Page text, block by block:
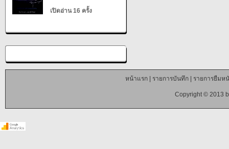
เปิดอ่าน 16 ครั้ง
หน้าแรก| รายการบันทึก| รายการยืมห
Copyright © 2013